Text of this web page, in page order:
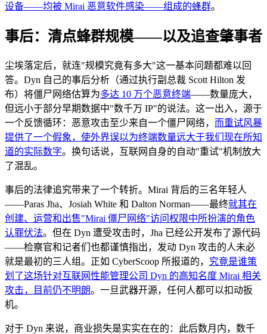
设备——均被 Mirai 恶意软件感染——组成的蜂群。
事后：清点蜂群规模——以及追查肇事者
尘埃落定后，就连"规模究竟有多大"这一基本问题都难以回
答。Dyn 自己的事后分析（通过执行副总裁 Scott Hilton 发
布）将僵尸网络估算为多达 10 万个恶意终端——数量庞大，
但远小于部分早期数据中"数千万 IP"的说法。这一出入，源于
一个反馈循环：恶意攻击至少来自一个僵尸网络， 而重试风暴
提供了一个假象，使外界误以为终端数量远大于我们现在所知
道的实际数字。换句话说，互联网自身的自动"重试"机制放大
了混乱。
事后的法律追究带来了一个转折。Mirai 背后的三名年轻人
——Paras Jha、Josiah White 和 Dalton Norman——最终就其在
创建、运营和出售"Mirai 僵尸网络"访问权限中所扮演的角色
认罪伏法。但在 Dyn 遭受攻击时，Jha 已经公开发布了源代码
——检察官和记者们也都谨慎指出，发动 Dyn 攻击的人未必
就是最初的三人组。正如 CyberScoop 所报道的， 究竟是谁策
划了这场针对互联网性能管理公司 Dyn 的高知名度 Mirai 相关
攻击，目前仍不明朗。一旦武器开源，任何人都可以扣动扳
机。
对于 Dyn 来说，商业损失是实实在在的：此后数月内，数千